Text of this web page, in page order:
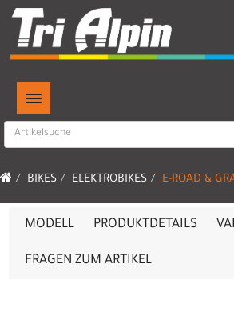
TOGGLE NAVIGATION
BIKES ELEKTROBIKES E-ROAD &
MODELL PRODUKTDETAILS
FRAGEN ZUM ARTIKEL